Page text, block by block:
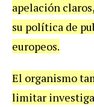
apelación
su política de
europeos.
El organismo
limitar